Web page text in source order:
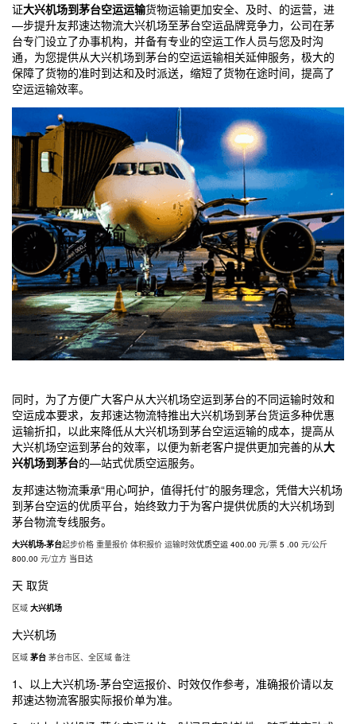
证大兴机场到茅台空运运输货物运输更加安全、及时、的运营，进
—步提升友邦速达物流大兴机场至茅台空运品牌竞争力，公司在茅
台专门设立了办事机构，并备有专业的空运工作人员与您及时沟
通，为您提供从大兴机场到茅台的空运运输相关延伸服务，极大的
保障了货物的准时到达和及时派送，缩短了货物在途时间，提高了
空运运输效率。
同时，为了方便广大客户从大兴机场空运到茅台的不同运输时效和
空运成本要求，友邦速达物流特推出大兴机场到茅台货运多种优惠
运输折扣，以此来降低从大兴机场到茅台空运运输的成本，提高从
大兴机场空运到茅台的效率，以便为新老客户提供更加完善的从大
兴机场到茅台的—站式优质空运服务。
友邦速达物流秉承“用心呵护，值得托付”的服务理念，凭借大兴机场
到茅台空运的优质平台，始终致力于为客户提供优质的大兴机场到
茅台物流专线服务。
大兴机场-茅台起步价格 重量报价 体积报价 运输时效优质空运 400.00 元/票 5 .00 元/公斤
800.00 元/立方 当日达
天 取货
区域 大兴机场
大兴机场
区域 茅台 茅台市区、全区域 备注
1、以上大兴机场-茅台空运报价、时效仅作参考，准确报价请以友
邦速达物流客服实际报价单为准。